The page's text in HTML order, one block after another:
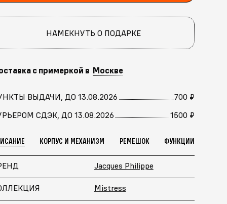
НАМЕКНУТЬ О ПОДАРКЕ
с примеркой в Москве
ВЫДАЧИ, ДО 13.08.2026
700 ₽
СДЭК, ДО 13.08.2026
1500 ₽
КОРПУС И МЕХАНИЗМ РЕМЕШОК ФУНКЦИИ
Jacques Philippe
Mistress